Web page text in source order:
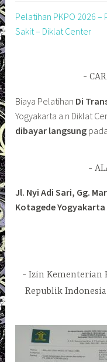
Pelatihan PKPO 2026 –
Sakit – Diklat Center
Biaya Pelatihan Di
Yogyakarta a.n Diklat
dibayar langsung
Jl. Nyi Adi Sari, Gg.
Kotagede Yogyakarta
Izin Kementerian
Republik Indonesia